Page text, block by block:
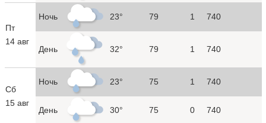
Пт
14 авг
Ночь 23° 79 1 740
День 32° 79 1 740
Сб
15 авг
Ночь 23° 75 1 740
День 30° 75 0 740